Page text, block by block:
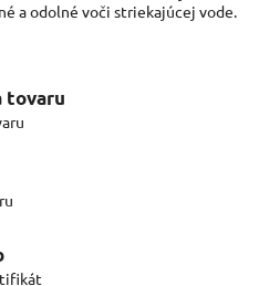
a odolné voči striekajúcej vode.
tovaru